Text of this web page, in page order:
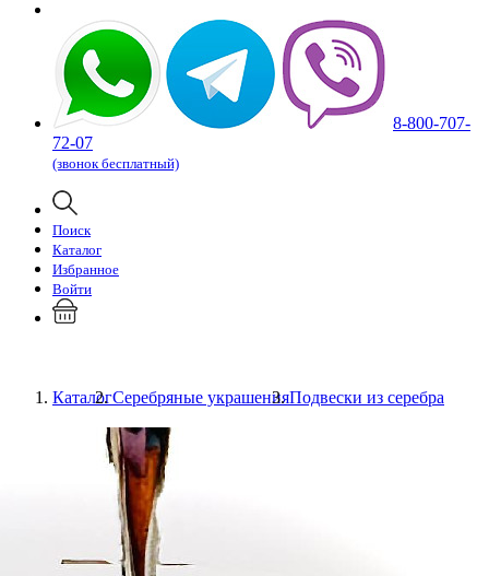
8-800-707-
72-07
(звонок бесплатный)
Поиск
Каталог
Избранное
Войти
КаталогСеребряные украшенияПодвески из серебра